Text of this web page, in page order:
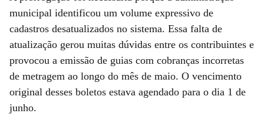
municipal identificou um volume expressivo de
cadastros desatualizados no sistema. Essa falta de
atualização gerou muitas dúvidas entre os contribuintes e
provocou a emissão de guias com cobranças incorretas
de metragem ao longo do mês de maio. O vencimento
original desses boletos estava agendado para o dia 1 de
junho.